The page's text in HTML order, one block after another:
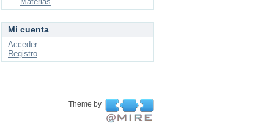
Mi cuenta
Acceder
Registro
Theme by